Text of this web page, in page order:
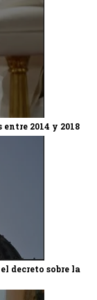
2014 y 2018
decreto sobre la